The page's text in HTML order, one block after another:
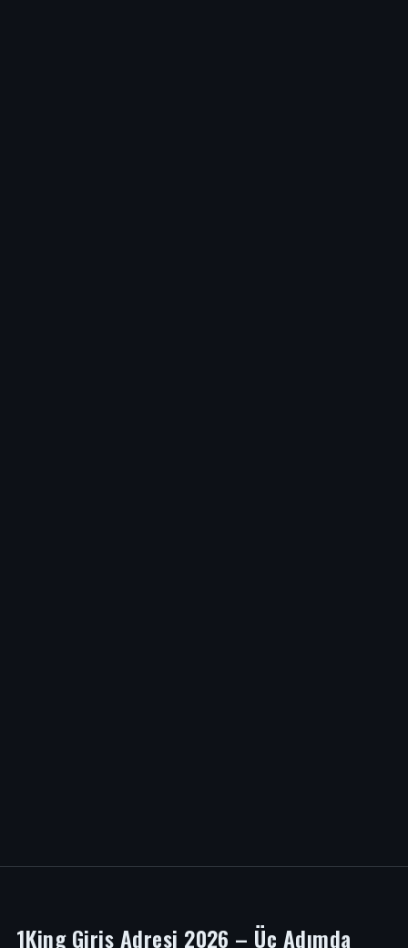
1King Giriş Adresi 2026 – Üç Adımda